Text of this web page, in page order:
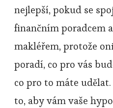
nejlepší, pokud se
finančním poradcem
makléřem, protože
poradí, co pro vás
co pro to máte
to, aby vám vaše